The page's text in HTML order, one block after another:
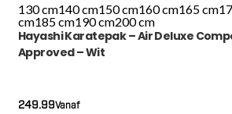
130 cm140 cm150 cm160 cm165 cm
cm185 cm190 cm200 cm
Hayashi Karatepak – Air Deluxe
Approved – Wit
Vanaf
249.99